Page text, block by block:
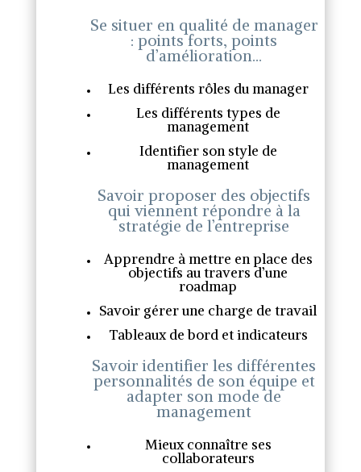
Se situer en qualité de manager
: points forts, points
d’amélioration…
Les différents rôles du manager
Les différents types de
management
Identifier son style de
management
Savoir proposer des objectifs
qui viennent répondre à la
stratégie de l’entreprise
Apprendre à mettre en place des
objectifs au travers d’une
roadmap
Savoir gérer une charge de travail
Tableaux de bord et indicateurs
Savoir identifier les différentes
personnalités de son équipe et
adapter son mode de
management
Mieux connaître ses
collaborateurs